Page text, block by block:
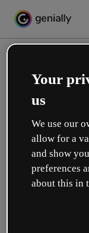
Créez
Votre rôle
Your
us
We use our
allow for a
and show
preferences
about this in